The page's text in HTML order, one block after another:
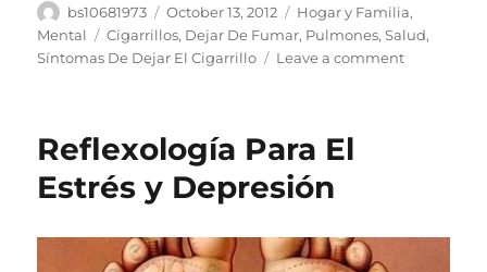
Author
bs10681973
Posted
on
October 13, 2012 Categories
Hogar y Familia,
Mental
Tags
Cigarrillos, Dejar De Fumar, Pulmones,Salud,
Síntomas De Dejar El Cigarrillo
Leave a commenton
Reflexología Para El
Estrés y Depresión